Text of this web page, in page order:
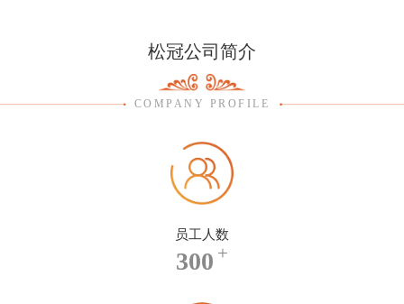
松冠公司简介
COMPANY PROFILE
员工人数
300 +